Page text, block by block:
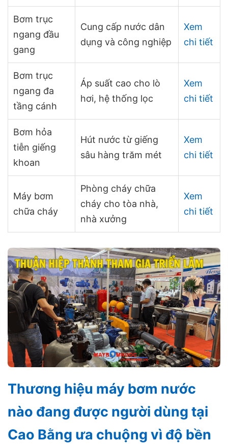
Bơm trục
ngang đầu
gang
Cung cấp nước dân
dụng và công nghiệp
Xem
chi tiết
Bơm trục
ngang đa
tầng cánh
Áp suất cao cho lò
hơi, hệ thống lọc
Xem
chi tiết
Bơm hỏa
tiễn giếng
khoan
Hút nước từ giếng
sâu hàng trăm mét
Xem
chi tiết
Máy bơm
chữa cháy
Phòng cháy chữa
cháy cho tòa nhà,
nhà xưởng
Xem
chi tiết
Thương hiệu máy bơm nước
nào đang được người dùng tại
Cao Bằng ưa chuộng vì độ bền